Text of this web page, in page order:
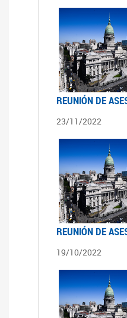
REUNIÓN DE
23/11/2022
REUNIÓN DE
19/10/2022